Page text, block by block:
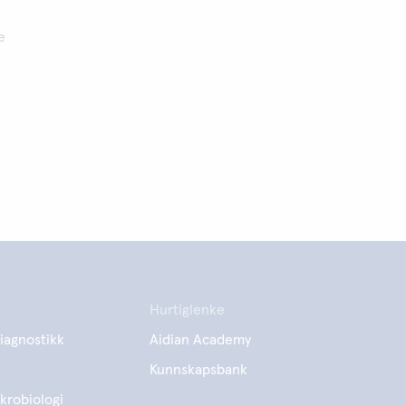
Hurtiglenke
Aidian Academy
Kunnskapsbank